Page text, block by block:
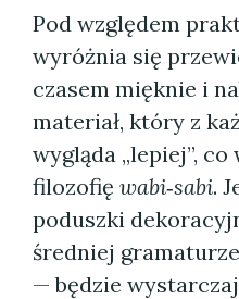
Pod względem
wyróżnia się
czasem mięknie i
materiał, który z
wygląda „lepiej”,
filozofię wabi‑sabi.
poduszki
średniej
— będzie